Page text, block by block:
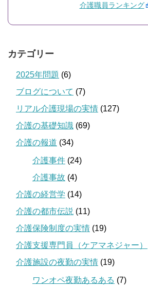
介護職員ランキング
カテゴリー
2025年問題 (6)
ブログについて (7)
リアル介護現場の実情 (127)
介護の基礎知識 (69)
介護の報道 (34)
介護事件 (24)
介護事故 (4)
介護の経営学 (14)
介護の都市伝説 (11)
介護保険制度の実情 (19)
介護支援専門員（ケアマネジャー）
介護施設の夜勤の実情 (19)
ワンオペ夜勤あるある (7)